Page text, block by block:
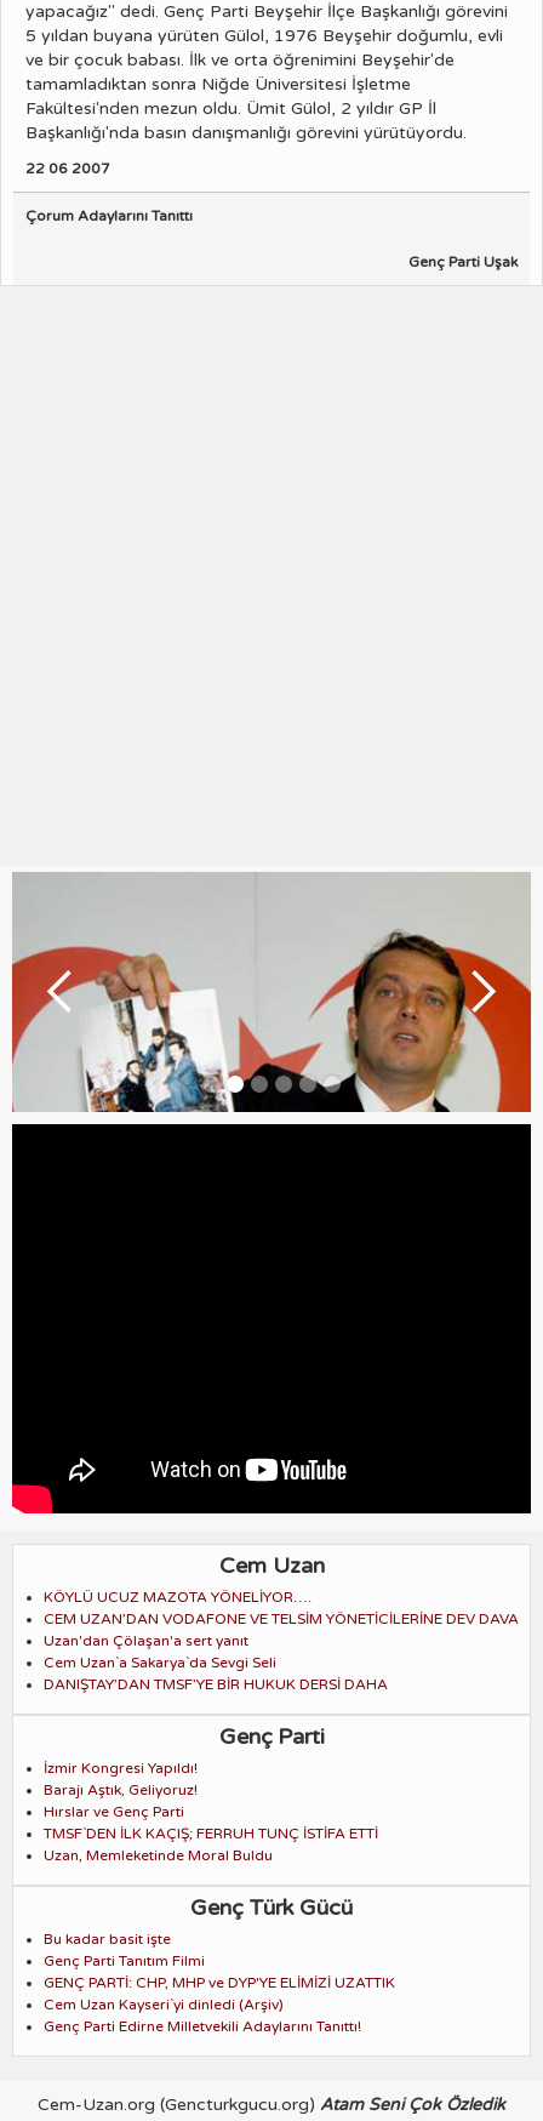
yapacağız" dedi. Genç Parti Beyşehir İlçe Başkanlığı görevini
5 yıldan buyana yürüten Gülol, 1976 Beyşehir doğumlu, evli
ve bir çocuk babası. İlk ve orta öğrenimini Beyşehir'de
tamamladıktan sonra Niğde Üniversitesi İşletme
Fakültesi'nden mezun oldu. Ümit Gülol, 2 yıldır GP İl
Başkanlığı'nda basın danışmanlığı görevini yürütüyordu.
22 06 2007
Çorum Adaylarını Tanıttı
Genç Parti Uşak
Cem Uzan
KÖYLÜ UCUZ MAZOTA YÖNELİYOR….
CEM UZAN’DAN VODAFONE VE TELSİM YÖNETİCİLERİNE DEV DAVA
Uzan'dan Çölaşan'a sert yanıt
Cem Uzan`a Sakarya`da Sevgi Seli
DANIŞTAY’DAN TMSF’YE BİR HUKUK DERSİ DAHA
Genç Parti
İzmir Kongresi Yapıldı!
Barajı Aştık, Geliyoruz!
Hırslar ve Genç Parti
TMSF`DEN İLK KAÇIŞ; FERRUH TUNÇ İSTİFA ETTİ
Uzan, Memleketinde Moral Buldu
Genç Türk Gücü
Bu kadar basit işte
Genç Parti Tanıtım Filmi
GENÇ PARTİ: CHP, MHP ve DYP'YE ELİMİZİ UZATTIK
Cem Uzan Kayseri`yi dinledi (Arşiv)
Genç Parti Edirne Milletvekili Adaylarını Tanıttı!
Cem-Uzan.org (Gencturkgucu.org) Atam Seni Çok Özledik